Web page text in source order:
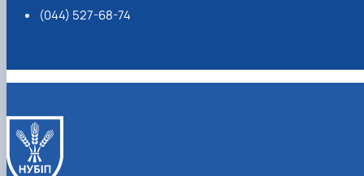
(044) 527-68-74